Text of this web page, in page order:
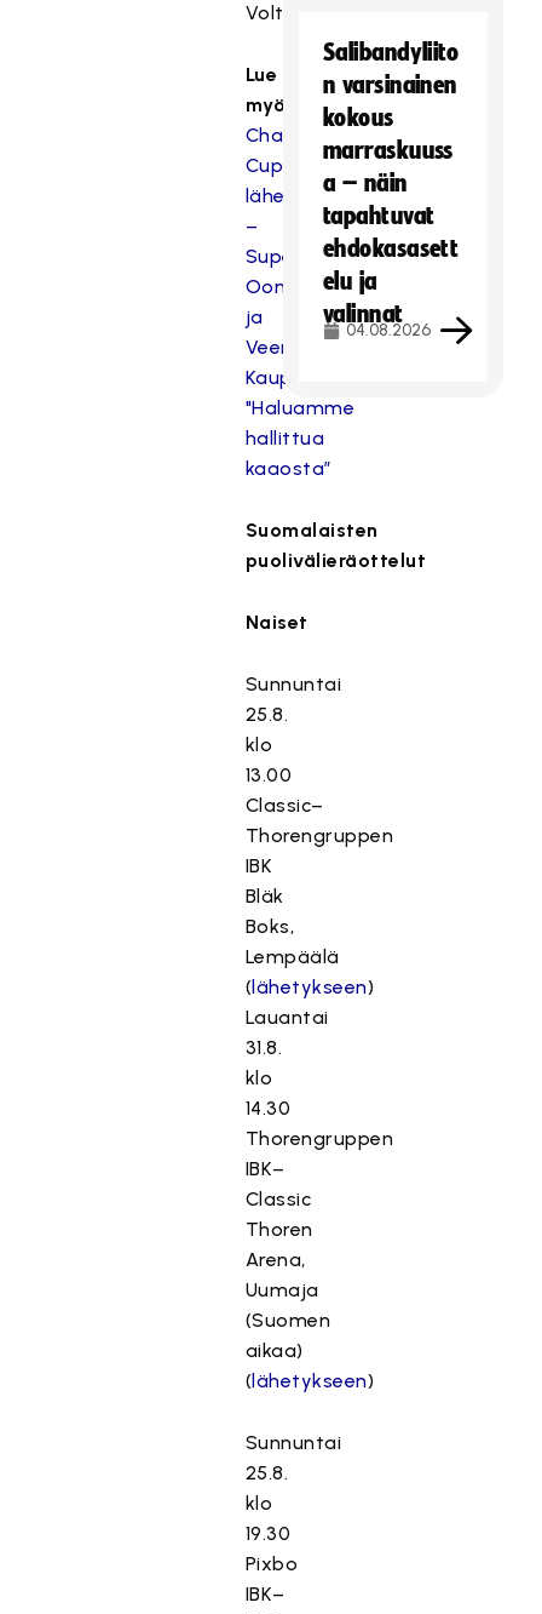
Volter Vesalainen
Lue
myös:
Champions
Cup
lähestyy
–
Superkaksoset
Oona
ja
Veera
Kauppi:
"Haluamme
hallittua
kaaosta”
Suomalaisten
puolivälieräottelut
Naiset
Sunnuntai
25.8.
klo
13.00
Classic–
Thorengruppen
IBK
Bläk
Boks,
Lempäälä
(lähetykseen)
Lauantai
31.8.
klo
14.30
Thorengruppen
IBK–
Classic
Thoren
Arena,
Uumaja
(Suomen
aikaa)
(lähetykseen)
Sunnuntai
25.8.
klo
19.30
Pixbo
IBK–
Salibandyliito
n varsinainen
kokous
marraskuuss
a – näin
tapahtuvat
ehdokasasett
elu ja
valinnat
04.08.2026